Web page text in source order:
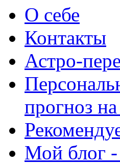
О себе
Контакты
Астро-
прогноз
Мой блог -